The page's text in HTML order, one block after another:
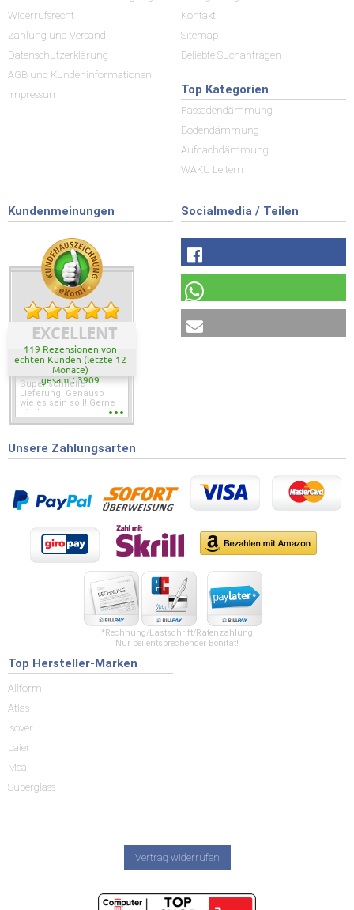
Widerrufsrecht
Zahlung und Versand
Datenschutzerklärung
AGB und Kundeninformationen
Impressum
Kontakt
Sitemap
Beliebte Suchanfragen
Top Kategorien
Fassadendämmung
Bodendämmung
Aufdachdämmung
WAKÜ Leitern
Kundenmeinungen
EXCELLENT
119 Rezensionen von
echten Kunden (letzte 12
Monate)
gesamt: 3909
Super schnelle
Lieferung. Genauso
wie es sein soll! Gerne
wieder wenn ich was
Socialmedia / Teilen
Unsere Zahlungsarten
*Rechnung/Lastschrift/Ratenzahlung
Nur bei entsprechender Bonität!
Top Hersteller-Marken
Allform
Atlas
Isover
Laier
Mea
Superglass
Vertrag widerrufen